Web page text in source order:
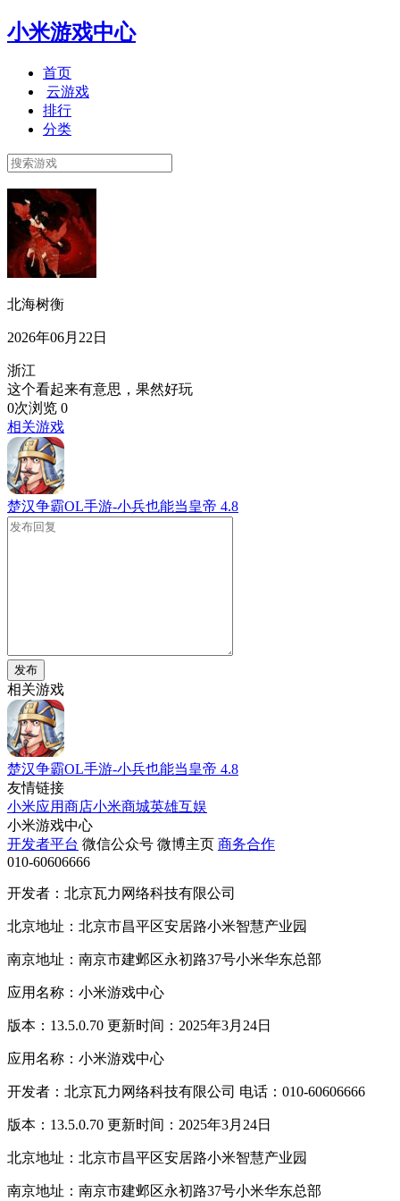
小米游戏中心
首页
云游戏
排行
分类
北海树衡
2026年06月22日
浙江
这个看起来有意思，果然好玩
0次浏览 0
相关游戏
楚汉争霸OL手游-小兵也能当皇帝 4.8
发布
相关游戏
楚汉争霸OL手游-小兵也能当皇帝 4.8
友情链接
小米应用商店小米商城英雄互娱
小米游戏中心
开发者平台 微信公众号 微博主页 商务合作
010-60606666
开发者：北京瓦力网络科技有限公司
北京地址：北京市昌平区安居路小米智慧产业园
南京地址：南京市建邺区永初路37号小米华东总部
应用名称：小米游戏中心
版本：13.5.0.70 更新时间：2025年3月24日
应用名称：小米游戏中心
开发者：北京瓦力网络科技有限公司 电话：010-60606666
版本：13.5.0.70 更新时间：2025年3月24日
北京地址：北京市昌平区安居路小米智慧产业园
南京地址：南京市建邺区永初路37号小米华东总部